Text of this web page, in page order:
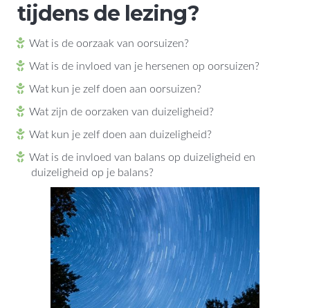
tijdens de lezing?
Wat is de oorzaak van oorsuizen?
Wat is de invloed van je hersenen op oorsuizen?
Wat kun je zelf doen aan oorsuizen?
Wat zijn de oorzaken van duizeligheid?
Wat kun je zelf doen aan duizeligheid?
Wat is de invloed van balans op duizeligheid en
duizeligheid op je balans?